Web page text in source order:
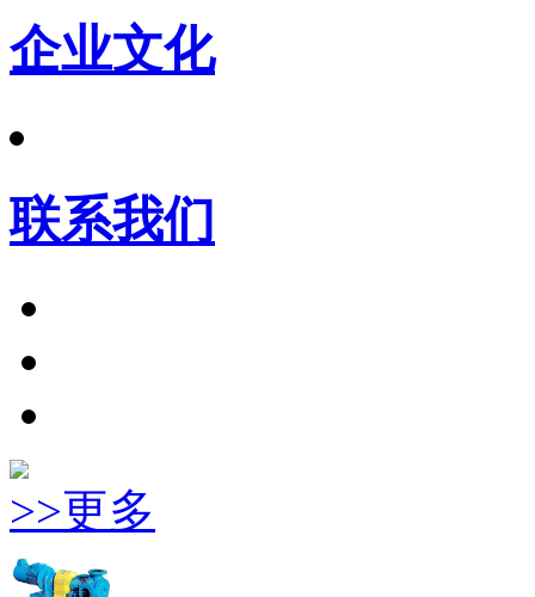
企业文化
联系我们
>>更多